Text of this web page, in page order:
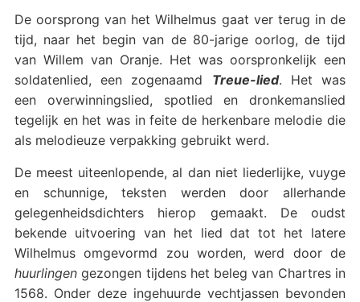
De oorsprong van het Wilhelmus gaat ver terug in de
tijd, naar het begin van de 80-jarige oorlog, de tijd
van Willem van Oranje. Het was oorspronkelijk een
soldatenlied, een zogenaamd Treue-lied. Het was
een overwinningslied, spotlied en dronkemanslied
tegelijk en het was in feite de herkenbare melodie die
als melodieuze verpakking gebruikt werd.
De meest uiteenlopende, al dan niet liederlijke, vuyge
en schunnige, teksten werden door allerhande
gelegenheidsdichters hierop gemaakt. De oudst
bekende uitvoering van het lied dat tot het latere
Wilhelmus omgevormd zou worden, werd door de
huurlingengezongen tijdens het beleg van Chartres in
1568. Onder deze ingehuurde vechtjassen bevonden